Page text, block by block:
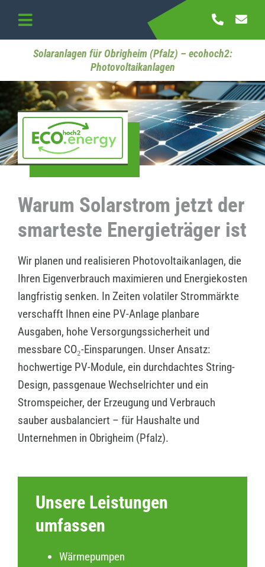
content
Toggle
Navigation
Startseite
Referenzen
Kontakt
Solaranlagen für Obrigheim (Pfalz) – ecohoch2:
Photovoltaikanlagen
Warum Solarstrom jetzt der
smarteste Energieträger ist
Wir planen und realisieren Photovoltaikanlagen, die
Ihren Eigenverbrauch maximieren und Energiekosten
langfristig senken. In Zeiten volatiler Strommärkte
verschafft Ihnen eine PV-Anlage planbare
Ausgaben, hohe Versorgungssicherheit und
messbare CO₂-Einsparungen. Unser Ansatz:
hochwertige PV-Module, ein durchdachtes String-
Design, passgenaue Wechselrichter und ein
Stromspeicher, der Erzeugung und Verbrauch
sauber ausbalanciert – für Haushalte und
Unternehmen in Obrigheim (Pfalz).
Unsere Leistungen
umfassen
Wärmepumpen